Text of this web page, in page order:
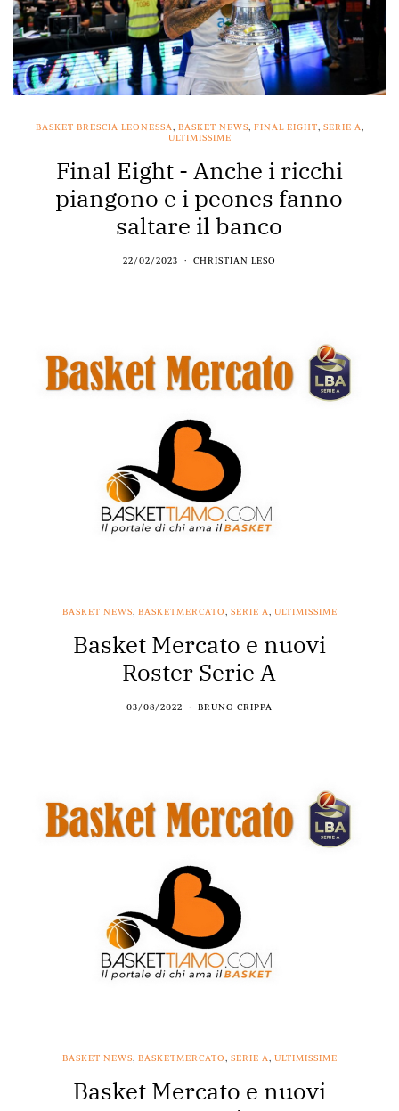
BASKET BRESCIA LEONESSA, BASKET NEWS, FINAL EIGHT, SERIE A,
ULTIMISSIME
Final Eight - Anche i ricchi
piangono e i peones fanno
saltare il banco
22/02/2023 CHRISTIAN LESO
BASKET NEWS, BASKETMERCATO, SERIE A, ULTIMISSIME
Basket Mercato e nuovi
Roster Serie A
03/08/2022 BRUNO CRIPPA
BASKET NEWS, BASKETMERCATO, SERIE A, ULTIMISSIME
Basket Mercato e nuovi